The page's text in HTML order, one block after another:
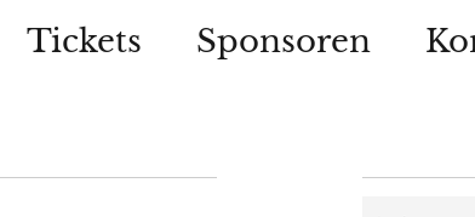
Tickets Sponsoren